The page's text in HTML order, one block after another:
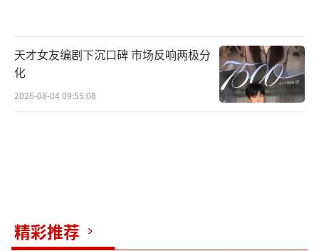
表演,为观众带来一次难忘的音乐之旅。
为了让更多的观众能够亲临现场,感受音乐
的魅力,主办方特地推出了6档票价供您选择。
普通票:388元
天才女友编剧下沉口碑 市场反响两极分
化
2026-08-04 09:55:08
精彩推荐